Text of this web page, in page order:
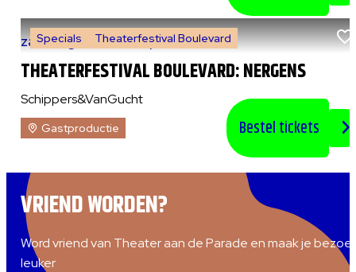
THEATERFESTIVAL BOULEVARD: NERGENS
Specials Theaterfestival Boulevard
za 8 augustus 2026|14:00 uur
Schippers&VanGucht
Gastproductie Bestel tickets
VRIEND WORDEN?
Word vriend van Theater aan de Parade en maak je
leuker